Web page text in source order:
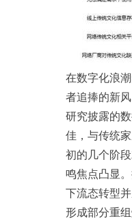
在数字化浪
者追捧的新
研究披露的
佳，与传统
初的几个阶
鸣焦点凸显
下流态转型
形成部分重